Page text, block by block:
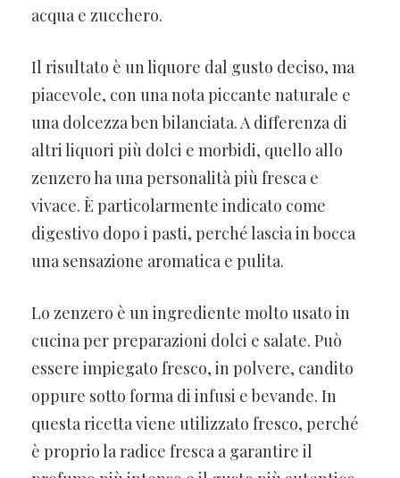
acqua e zucchero.
Il risultato è un liquore dal gusto deciso, ma
piacevole, con una nota piccante naturale e
una dolcezza ben bilanciata. A differenza di
altri liquori più dolci e morbidi, quello allo
zenzero ha una personalità più fresca e
vivace. È particolarmente indicato come
digestivo dopo i pasti, perché lascia in bocca
una sensazione aromatica e pulita.
Lo zenzero è un ingrediente molto usato in
cucina per preparazioni dolci e salate. Può
essere impiegato fresco, in polvere, candito
oppure sotto forma di infusi e bevande. In
questa ricetta viene utilizzato fresco, perché
è proprio la radice fresca a garantire il